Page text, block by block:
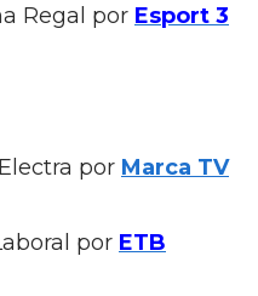
Regal por Esport 3
por Marca TV
por ETB